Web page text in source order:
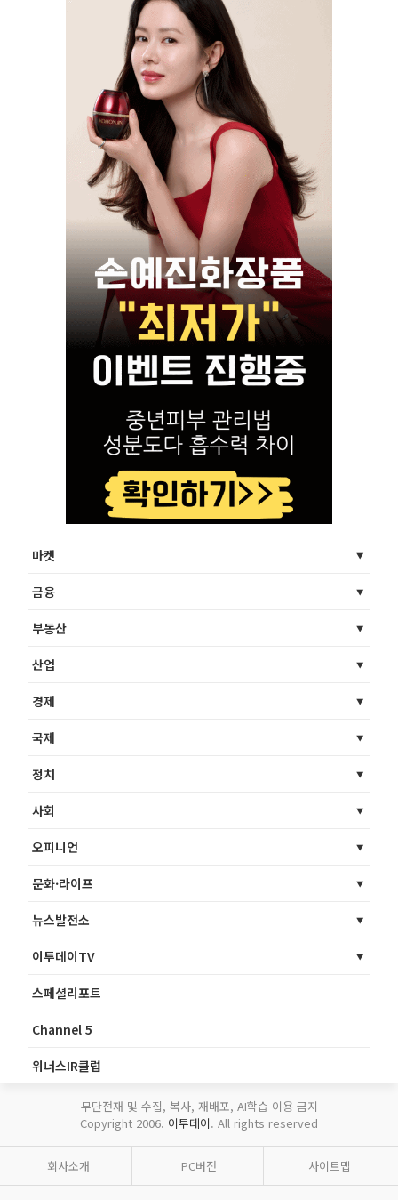
마켓
금융
부동산
산업
경제
국제
정치
사회
오피니언
문화·라이프
뉴스발전소
이투데이TV
스페셜리포트
Channel 5
위너스IR클럽
무단전재 및 수집, 복사, 재배포, AI학습 이용 금지
Copyright 2006. 이투데이. All rights reserved
회사소개 PC버전 사이트맵